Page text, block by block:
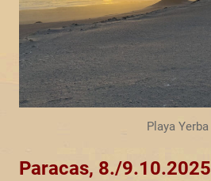
Playa Yerba
Paracas, 8./9.10.2025